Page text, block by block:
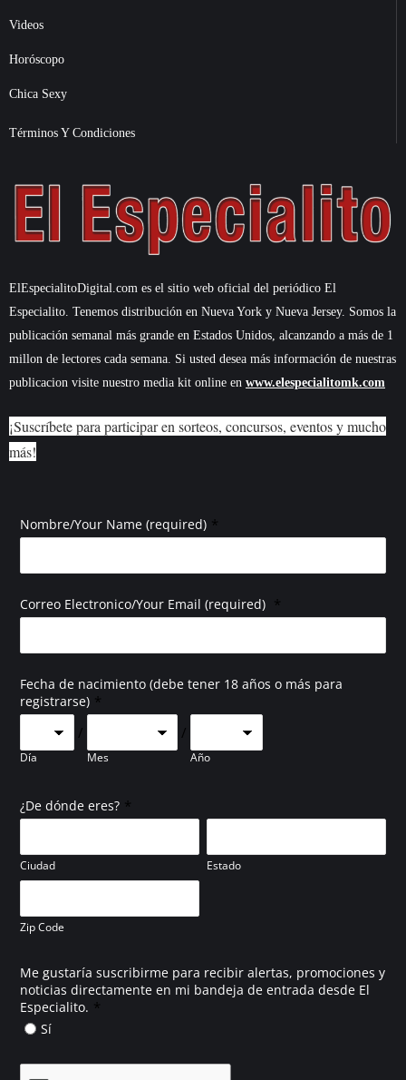
Videos
Horóscopo
Chica Sexy
Términos Y Condiciones
ElEspecialitoDigital.com es el sitio web oficial del periódico El
Especialito. Tenemos distribución en Nueva York y Nueva Jersey. Somos la
publicación semanal más grande en Estados Unidos, alcanzando a más de 1
millon de lectores cada semana. Si usted desea más información de nuestras
publicacion visite nuestro media kit online en www.elespecialitomk.com
¡Suscríbete para participar en sorteos, concursos, eventos y mucho
más!
Nombre/Your Name (required) *
Correo Electronico/Your Email (required) *
Fecha de nacimiento (debe tener 18 años o más para
registrarse) *
Día
/
Mes
/
Año
¿De dónde eres? *
Ciudad Estado
Zip Code
Me gustaría suscribirme para recibir alertas, promociones y
noticias directamente en mi bandeja de entrada desde El
Especialito. *
Sí